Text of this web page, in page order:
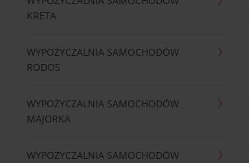
KRETA
WYPOŻYCZALNIA SAMOCHODÓW
RODOS
WYPOŻYCZALNIA SAMOCHODÓW
MAJORKA
WYPOŻYCZALNIA SAMOCHODÓW